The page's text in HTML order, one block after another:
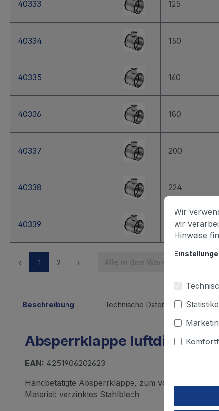
40333 125
40334 150
40335 160
40336 180
40337 200
40338 224
40339 250
‹ 1 2 › Alle in den Warenkorb
Beschreibung Technische Daten
Absperrklappe luftdicht
EAN: 4251906202623
Handbetätigte Absperrklappe, zum vollständigen
Material: verzinktes Stahlblech
Wir
wir
Hinweise